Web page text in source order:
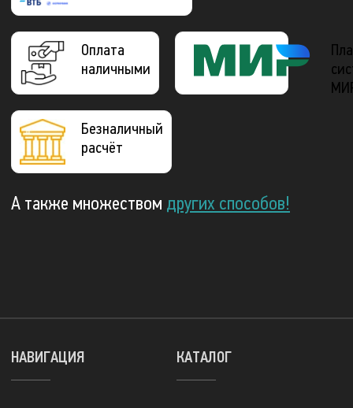
Оплата
наличными
Безналичный
расчёт
А также множеством других способов!
КАТАЛОГ
НАВИГАЦИЯ